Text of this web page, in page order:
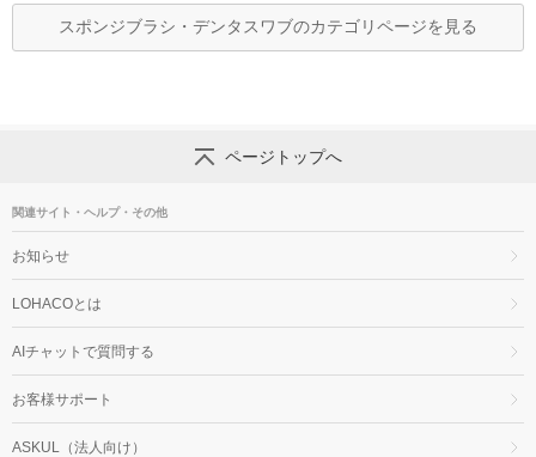
スポンジブラシ・デンタスワブのカテゴリページを見る
ページトップへ
関連サイト・ヘルプ・その他
お知らせ
LOHACOとは
AIチャットで質問する
お客様サポート
ASKUL（法人向け）